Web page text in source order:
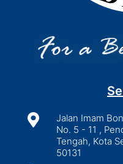

Jalan Imam
No. 5 - 11 ,
Tengah, Kota
50131